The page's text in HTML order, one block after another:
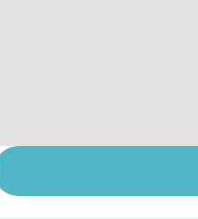
les papillomavirus